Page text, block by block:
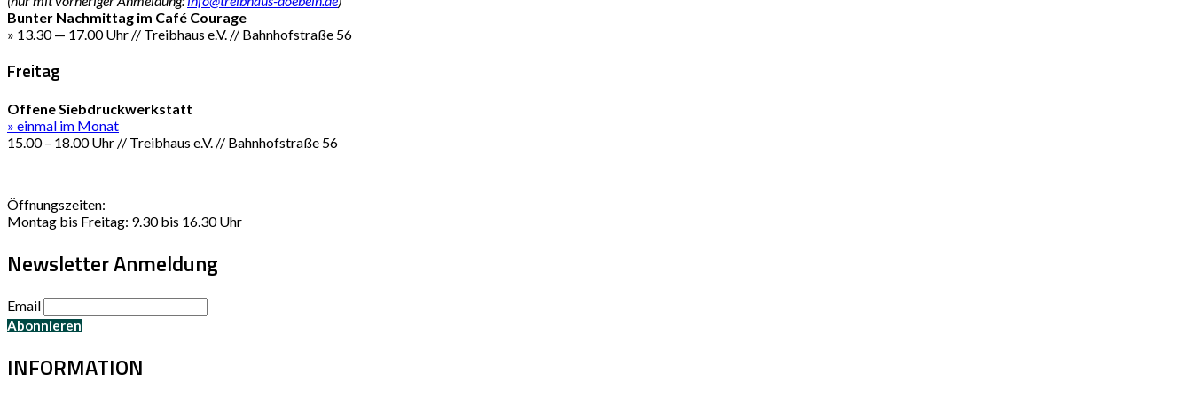
Bunter Nachmittag im Café Courage
» 13.30 — 17.00 Uhr // Treibhaus e.V. // Bahnhofstraße 56
Freitag
Offene Siebdruckwerkstatt
» einmal im Monat
15.00 – 18.00 Uhr // Treibhaus e.V. // Bahnhofstraße 56
Öffnungszeiten:
Montag bis Freitag: 9.30 bis 16.30 Uhr
Newsletter Anmeldung
Email
INFORMATION